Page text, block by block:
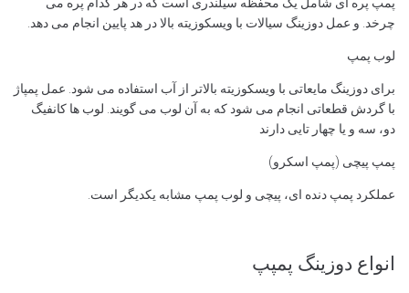
پمپ پره ای شامل یک محفظه سیلندری است که در هر کدام پره می
چرخد. و عمل دوزینگ سیالات با ویسکوزیته بالا در هد پایین انجام می دهد.
لوب پمپ
برای دوزینگ مایعاتی با ویسکوزیته بالاتر از آب استفاده می شود. عمل پمپاژ
با گردش قطعاتی انجام می شود که به آن لوب می گویند. لوب ها کانفیگ
دو، سه و یا چهار تایی دارند
پمپ پیچی (پمپ اسکرو)
عملکرد پمپ دنده ای، پیچی و لوب پمپ مشابه یکدیگر است.
انواع دوزینگ پمپپ